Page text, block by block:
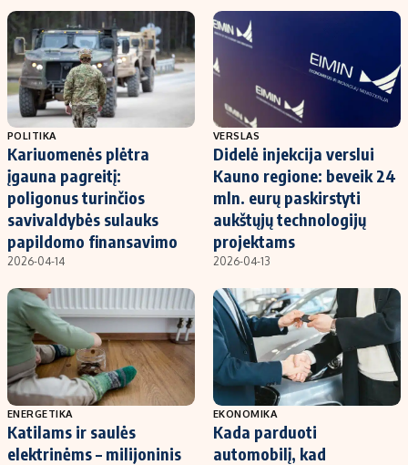
POLITIKA
Kariuomenės plėtra
įgauna pagreitį:
poligonus turinčios
savivaldybės sulauks
papildomo finansavimo
2026-04-14
VERSLAS
Didelė injekcija verslui
Kauno regione: beveik 24
mln. eurų paskirstyti
aukštųjų technologijų
projektams
2026-04-13
ENERGETIKA
Katilams ir saulės
elektrinėms – milijoninis
EKONOMIKA
Kada parduoti
automobilį, kad